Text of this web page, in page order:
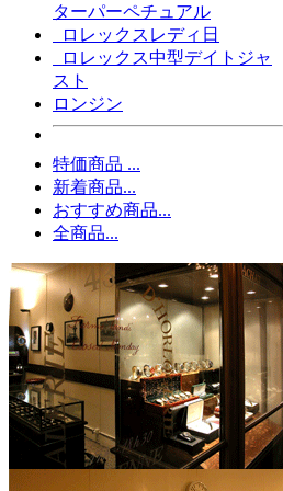
ターパーペチュアル
ロレックスレディ日
ロレックス中型デイトジャ
スト
ロンジン
特価商品 ...
新着商品...
おすすめ商品...
全商品...